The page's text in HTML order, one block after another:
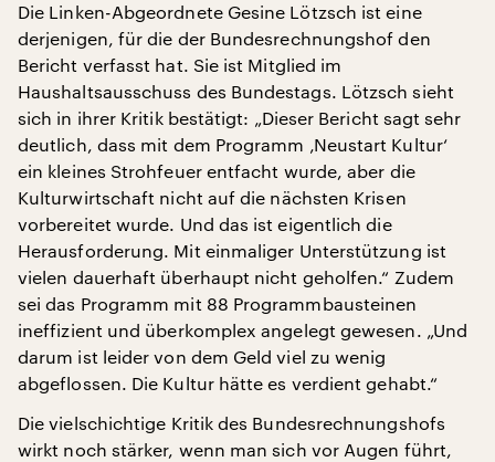
Die Linken-Abgeordnete Gesine Lötzsch ist eine
derjenigen, für die der Bundesrechnungshof den
Bericht verfasst hat. Sie ist Mitglied im
Haushaltsausschuss des Bundestags. Lötzsch sieht
sich in ihrer Kritik bestätigt: „Dieser Bericht sagt sehr
deutlich, dass mit dem Programm ‚Neustart Kultur‘
ein kleines Strohfeuer entfacht wurde, aber die
Kulturwirtschaft nicht auf die nächsten Krisen
vorbereitet wurde. Und das ist eigentlich die
Herausforderung. Mit einmaliger Unterstützung ist
vielen dauerhaft überhaupt nicht geholfen.“ Zudem
sei das Programm mit 88 Programmbausteinen
ineffizient und überkomplex angelegt gewesen. „Und
darum ist leider von dem Geld viel zu wenig
abgeflossen. Die Kultur hätte es verdient gehabt.“
Die vielschichtige Kritik des Bundesrechnungshofs
wirkt noch stärker, wenn man sich vor Augen führt,